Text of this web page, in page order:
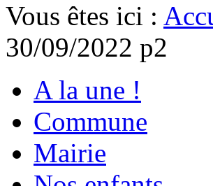
Vous êtes ici :
30/09/2022 p2
A la une !
Commune
Mairie